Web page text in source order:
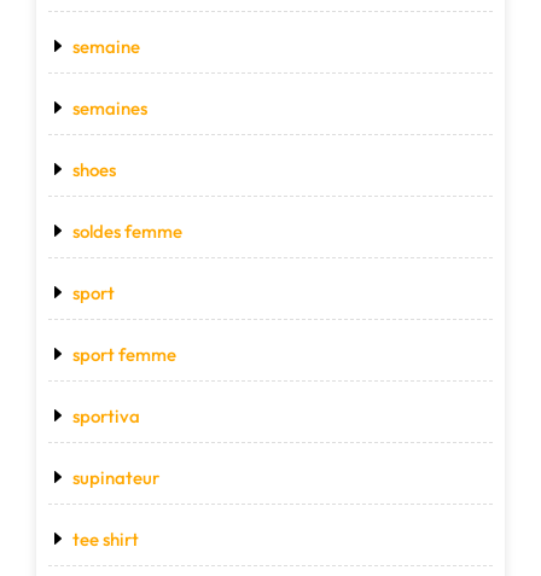
semaine
semaines
shoes
soldes femme
sport
sport femme
sportiva
supinateur
tee shirt